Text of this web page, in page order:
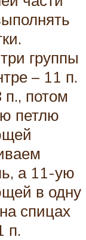
группы
– 11 п.
потом
петлю
а 11-ую
в одну
спицах
п.